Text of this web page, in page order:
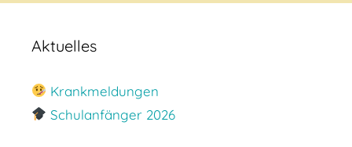
Aktuelles
Krankmeldungen
Schulanfänger 2026